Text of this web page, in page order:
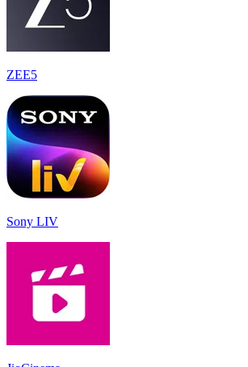
ZEE5
Sony LIV